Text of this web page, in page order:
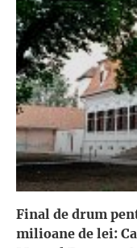
Final de drum
milioane de lei: